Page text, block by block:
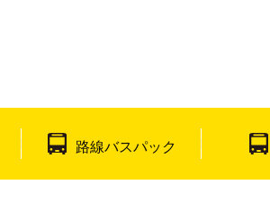
路線バスパック